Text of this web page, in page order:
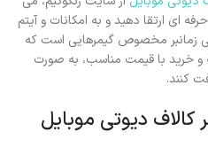
ای ارتقا دهید و به امکانات و آیتم
زمانبر مخصوص گیمرهایی است که
و خرید با قیمت مناسب، به صورت
کنند.
کالاف دیوتی موبایل